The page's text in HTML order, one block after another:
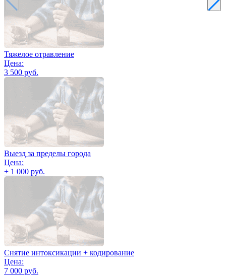
Тяжелое отравление
Цена:
3 500 руб.
Выезд за пределы города
Цена:
+ 1 000 руб.
Снятие интоксикации + кодирование
Цена:
7 000 руб.